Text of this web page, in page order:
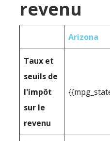
revenu
Arizona
Taux et
seuils de
l'impôt
sur le
revenu